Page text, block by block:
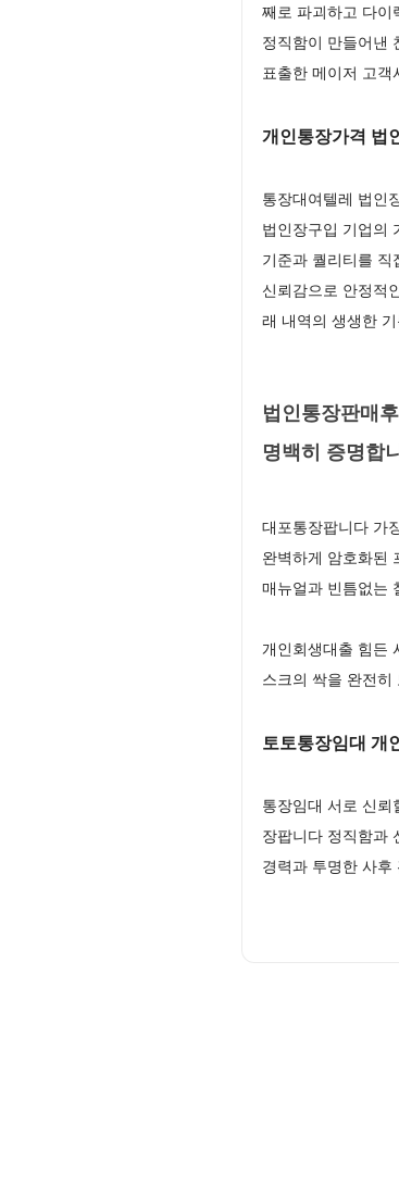
째로 파괴하고 다이
정직함이 만들어낸
표출한 메이저 고
개인통장가격 법
통장대여텔레 법인
법인장구입 기업의
기준과 퀄리티를
신뢰감으로 안정적
래 내역의 생생한
법인통장판매
명백히 증명합
대포통장팝니다 가
완벽하게 암호화된
매뉴얼과 빈틈없는
개인회생대출 힘든
스크의 싹을 완전
토토통장임대 개
통장임대 서로 신
장팝니다 정직함과
경력과 투명한 사